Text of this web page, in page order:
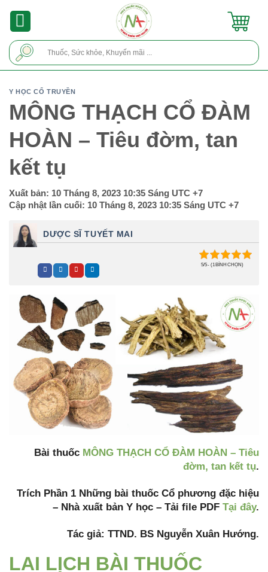
Y HỌC CỔ TRUYỀN
MÔNG THẠCH CỔ ĐÀM
HOÀN – Tiêu đờm, tan
kết tụ
Xuất bản: 10 Tháng 8, 2023 10:35 Sáng UTC +7
Cập nhật lần cuối: 10 Tháng 8, 2023 10:35 Sáng UTC +7
DƯỢC SĨ TUYẾT MAI
5/5 - (1 BÌNH CHỌN)
Bài thuốc MÔNG THẠCH CỔ ĐÀM HOÀN – Tiêu
đờm, tan kết tụ.
Trích Phần 1 Những bài thuốc Cổ phương đặc hiệu
– Nhà xuất bản Y học – Tải file PDF Tại đây.
Tác giả: TTND. BS Nguyễn Xuân Hướng.
LAI LỊCH BÀI THUỐC